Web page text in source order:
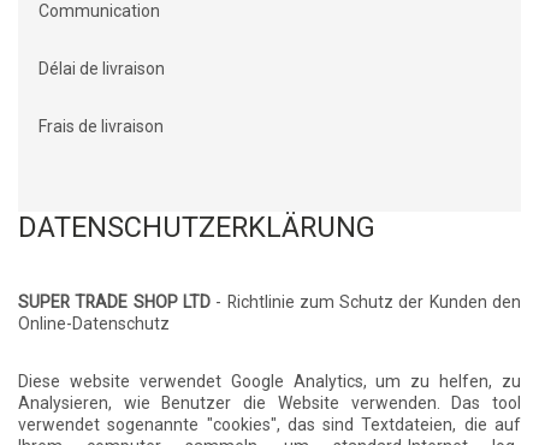
Communication
Délai de livraison
Frais de livraison
DATENSCHUTZERKLÄRUNG
SUPER TRADE SHOP LTD- Richtlinie zum Schutz der Kunden den
Online-Datenschutz
Diese website verwendet Google Analytics, um zu helfen, zu
Analysieren, wie Benutzer die Website verwenden. Das tool
verwendet sogenannte "cookies", das sind Textdateien, die auf